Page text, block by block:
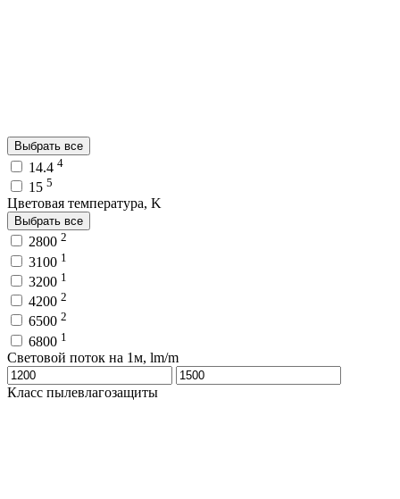
Выбрать все
14.4 4
15 5
Цветовая температура, K
Выбрать все
2800 2
3100 1
3200 1
4200 2
6500 2
6800 1
Световой поток на 1м, lm/m
Класс пылевлагозащиты